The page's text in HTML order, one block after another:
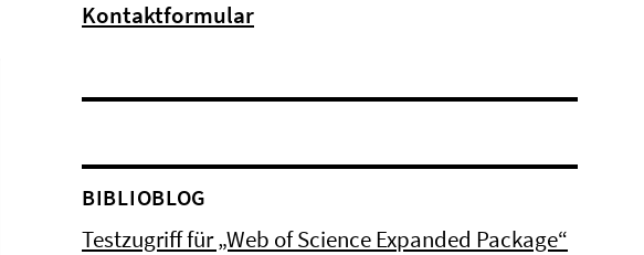
Kontaktformular
BIBLIOBLOG
Testzugriff für „Web of Science Expanded Package“